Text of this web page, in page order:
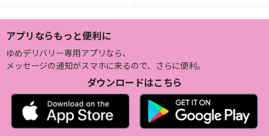
アプリならもっと便利に
ゆめデリバリー専用アプリなら、
メッセージの通知がスマホに来るので、さらに便利。
ダウンロードはこちら